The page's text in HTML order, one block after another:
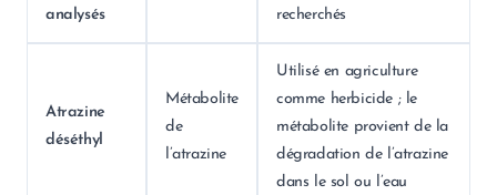
analysés
recherchés
Atrazine
déséthyl
Métabolite
de
l’atrazine
Utilisé en agriculture
comme herbicide ; le
métabolite provient de la
dégradation de l’atrazine
dans le sol ou l’eau